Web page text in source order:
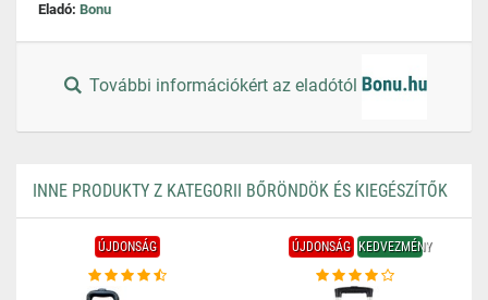
Eladó: Bonu
További információkért az eladótól
INNE PRODUKTY Z KATEGORII BŐRÖNDÖK ÉS KIEGÉSZÍTŐK
ÚJDONSÁG ÚJDONSÁG KEDVEZMÉNY